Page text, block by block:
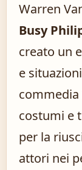
Warren
Busy
creato un
e
commedia
costumi e
per la
attori nei